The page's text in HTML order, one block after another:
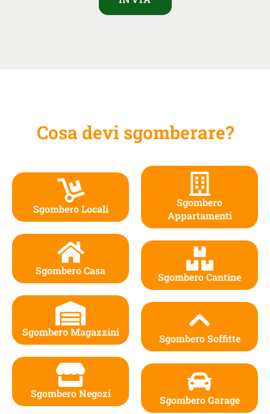
Cosa devi sgomberare?
Sgombero Locali
Sgombero Casa
Sgombero Magazzini
Sgombero Negozi
Sgombero
Appartamenti
Sgombero Cantine
Sgombero Soffitte
Sgombero Garage